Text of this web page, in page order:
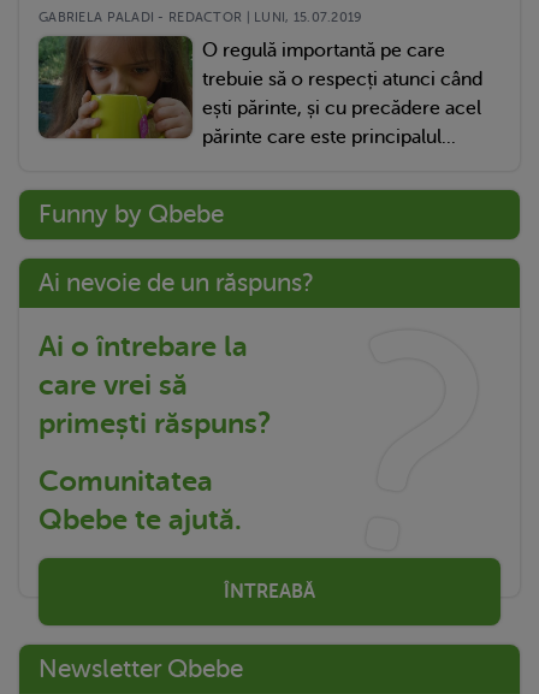
GABRIELA PALADI - REDACTOR | LUNI, 15.07.2019
O regulă importantă pe care
trebuie să o respecți atunci când
ești părinte, și cu precădere acel
părinte care este principalul...
Funny by Qbebe
Ai nevoie de un răspuns?
Ai o întrebare la
care vrei să
primești răspuns?
Comunitatea
Qbebe te ajută.
ÎNTREABĂ
Newsletter Qbebe